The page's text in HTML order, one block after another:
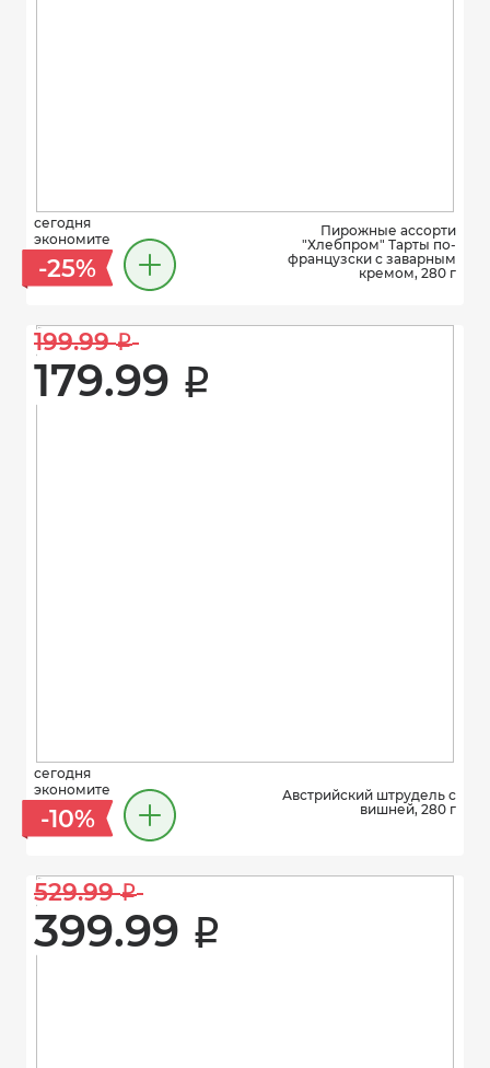
сегодня
экономите
-25%
Пирожные ассорти
"Хлебпром" Тарты по-
французски с заварным
кремом, 280 г
199.99 i
179.99 i
сегодня
экономите
-10%
Австрийский штрудель с
вишней, 280 г
529.99 i
399.99 i